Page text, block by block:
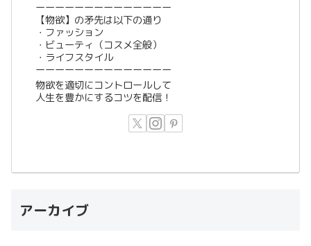
ーーーーーーーーーーーーーー
【物欲】の矛先は以下の通り
・ファッション
・ビューティ（コスメ全般）
・ライフスタイル
ーーーーーーーーーーーーーー
物欲を適切にコントロールして
人生を豊かにするコツを配信！
アーカイブ